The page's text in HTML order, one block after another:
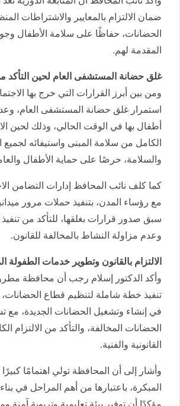
ضمان الالتزام بالمعايير والاشتراطات
الحضانات، حفاظًا على سلامة الأطفال
المقدمة لهم.
غلق حضانة المستشفى العام لحين التأكد
ومن بين أبرز القرارات التي خرج بها
استمرار غلق حضانة المستشفى العام،
أطفال بها في الوقت الحالي، وذلك لحين
الكامل من سلامة المبنى واستيفائه
والسلامة، حرصًا على حماية الأطفال
كما كلف نائب المحافظ إدارات التضامن
سبق صدور قرارات بغلقها، للتأكد من تنفيذ
وعدم مزاولة النشاط بالمخالفة للقانون.
الالتزام بالقانون وتطوير خدمات الطفولة
وأكد الدكتور إسلام رجب أن محافظة
تنفيذ خطة شاملة لتنظيم قطاع
في إنشاء وتشغيل الحضانات الجديدة، مع
الحضانات المخالفة، والتأكد من الالتزام
القانونية والفنية.
وأشار إلى أن المحافظة تولي اهتمامًا
المبكرة، باعتبارها من أهم المراحل في
مؤكدًا أن توفير بيئة تعليمية وتربوية آمنة